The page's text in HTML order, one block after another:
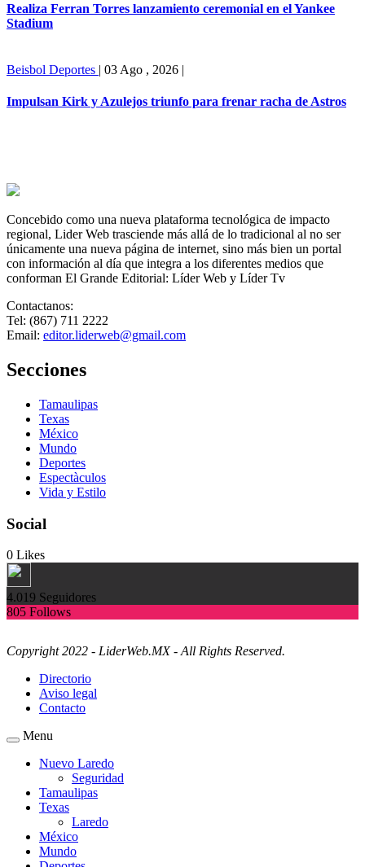
Realiza Ferran Torres lanzamiento ceremonial en el Yankee
Stadium
Beisbol Deportes | 03 Ago , 2026 |
Impulsan Kirk y Azulejos triunfo para frenar racha de Astros
Concebido como una nueva plataforma tecnológica de impacto
regional, Lider Web trasciende más allá de lo tradicional al no ser
únicamente una nueva página de internet, sino más bien un portal
con información al día que integra a los diferentes medios que
conforman El Grande Editorial: Líder Web y Líder Tv
Contactanos:
Tel: (867) 711 2222
Email: editor.liderweb@gmail.com
Secciones
Tamaulipas
Texas
México
Mundo
Deportes
Espectàculos
Vida y Estilo
Social
0 Likes
4.019 Seguidores
805 Follows
Copyright 2022 - LiderWeb.MX - All Rights Reserved.
Directorio
Aviso legal
Contacto
Menu
Nuevo Laredo
Seguridad
Tamaulipas
Texas
Laredo
México
Mundo